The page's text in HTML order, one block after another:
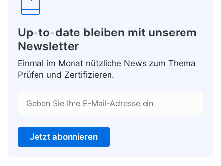
Up-to-date bleiben mit unserem
Newsletter
Einmal im Monat nützliche News zum Thema
Prüfen und Zertifizieren.
Geben Sie Ihre E-Mail-Adresse ein
Jetzt abonnieren